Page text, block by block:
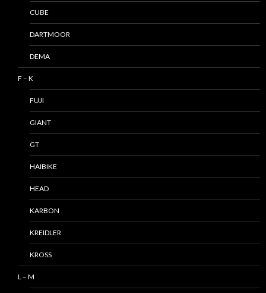
CUBE
DARTMOOR
DEMA
F – K
FUJI
GIANT
GT
HAIBIKE
HEAD
KARBON
KREIDLER
KROSS
L – M